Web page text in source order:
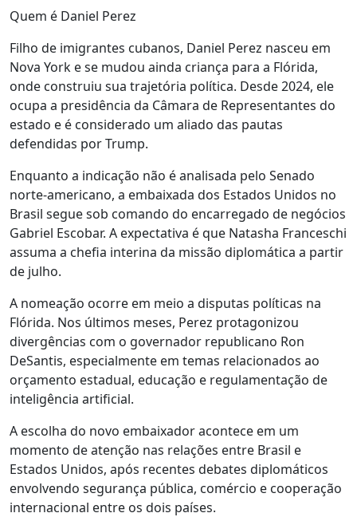
Quem é Daniel Perez
Filho de imigrantes cubanos, Daniel Perez nasceu em
Nova York e se mudou ainda criança para a Flórida,
onde construiu sua trajetória política. Desde 2024, ele
ocupa a presidência da Câmara de Representantes do
estado e é considerado um aliado das pautas
defendidas por Trump.
Enquanto a indicação não é analisada pelo Senado
norte-americano, a embaixada dos Estados Unidos no
Brasil segue sob comando do encarregado de negócios
Gabriel Escobar. A expectativa é que Natasha Franceschi
assuma a chefia interina da missão diplomática a partir
de julho.
A nomeação ocorre em meio a disputas políticas na
Flórida. Nos últimos meses, Perez protagonizou
divergências com o governador republicano Ron
DeSantis, especialmente em temas relacionados ao
orçamento estadual, educação e regulamentação de
inteligência artificial.
A escolha do novo embaixador acontece em um
momento de atenção nas relações entre Brasil e
Estados Unidos, após recentes debates diplomáticos
envolvendo segurança pública, comércio e cooperação
internacional entre os dois países.